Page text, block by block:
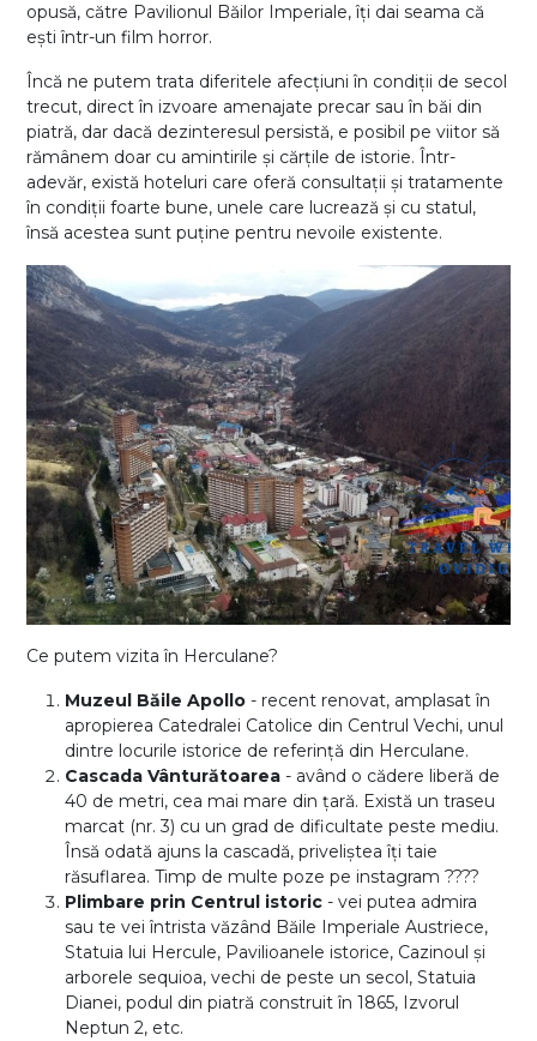
opusă, către Pavilionul Băilor Imperiale, îți dai seama că
ești într-un film horror.
Încă ne putem trata diferitele afecțiuni în condiții de secol
trecut, direct în izvoare amenajate precar sau în băi din
piatră, dar dacă dezinteresul persistă, e posibil pe viitor să
rămânem doar cu amintirile și cărțile de istorie. Într-
adevăr, există hoteluri care oferă consultații și tratamente
în condiții foarte bune, unele care lucrează și cu statul,
însă acestea sunt puține pentru nevoile existente.
Ce putem vizita în Herculane?
Muzeul Băile Apollo - recent renovat, amplasat în
apropierea Catedralei Catolice din Centrul Vechi, unul
dintre locurile istorice de referință din Herculane.
Cascada Vânturătoarea - având o cădere liberă de
40 de metri, cea mai mare din țară. Există un traseu
marcat (nr. 3) cu un grad de dificultate peste mediu.
Însă odată ajuns la cascadă, priveliștea îți taie
răsuflarea. Timp de multe poze pe instagram ????
Plimbare prin Centrul istoric - vei putea admira
sau te vei întrista văzând Băile Imperiale Austriece,
Statuia lui Hercule, Pavilioanele istorice, Cazinoul și
arborele sequioa, vechi de peste un secol, Statuia
Dianei, podul din piatră construit în 1865, Izvorul
Neptun 2, etc.